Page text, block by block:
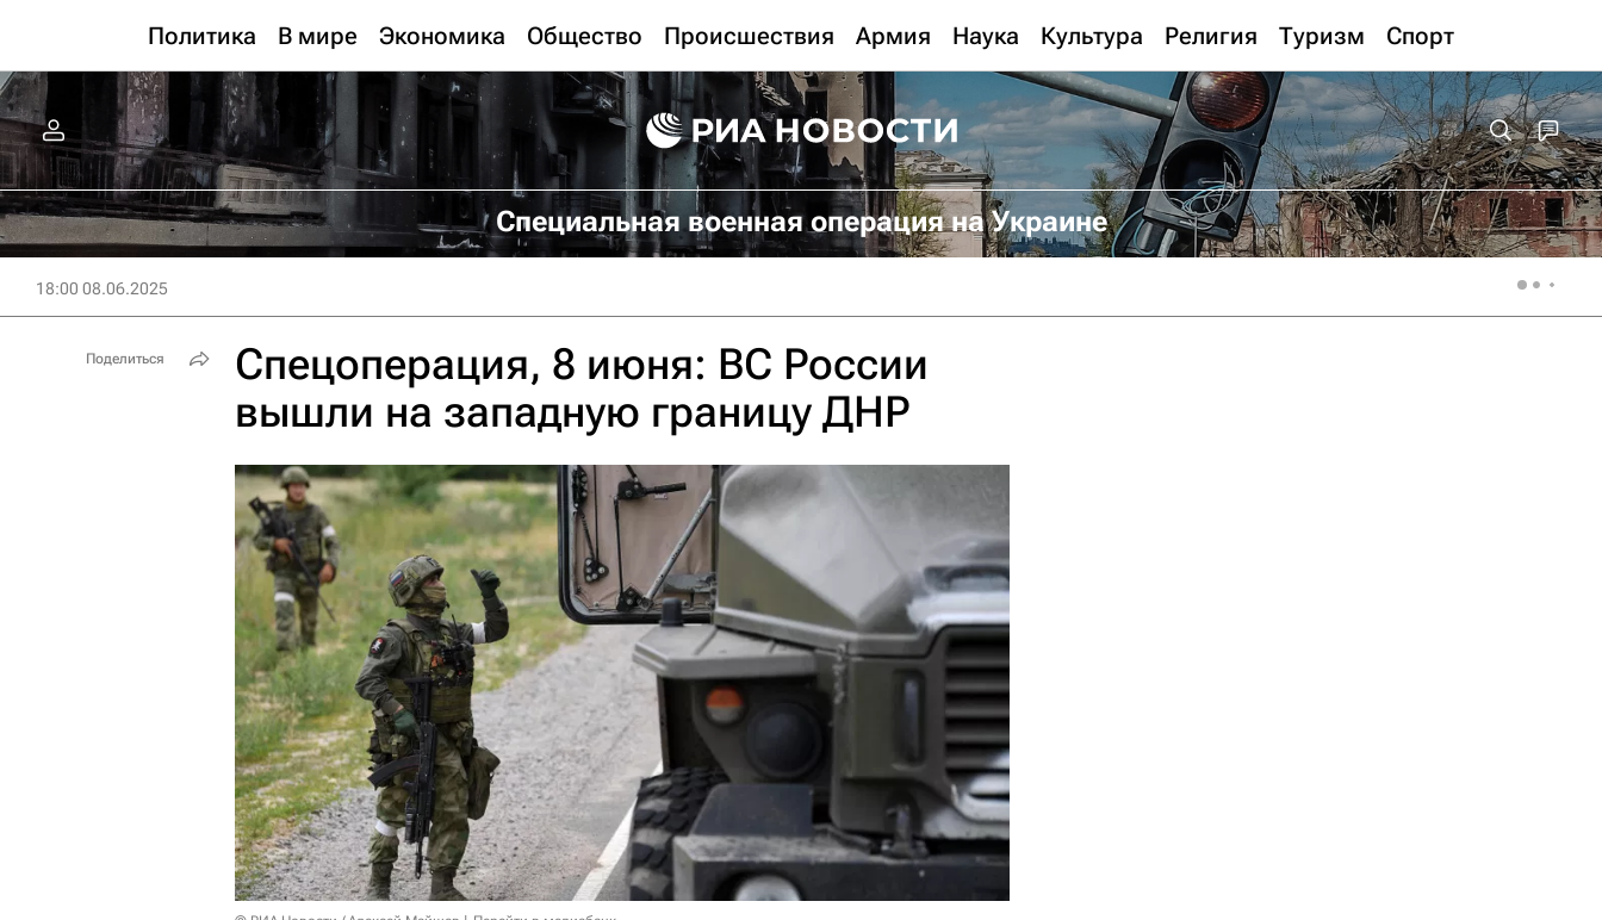
Политика В мире Экономика Общество Происшествия Армия Наука Культура Религия Туризм Спорт
Специальная военная операция на Украине
18:00 08.06.2025
Спецоперация, 8 июня: ВС России
вышли на западную границу ДНР
Поделиться